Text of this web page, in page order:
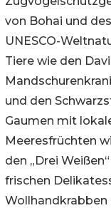
von Bohai und
UNESCO-
Tiere wie den
und den
Gaumen mit
Meeresfrüchten
den „Drei
frischen
Wollhandkrabben